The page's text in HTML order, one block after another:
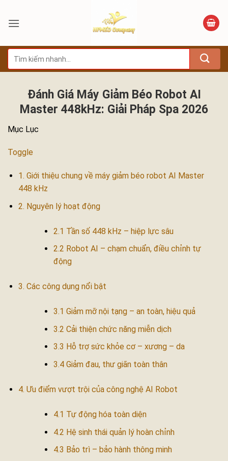
qua
dung
Tìm
kiếm:
Đánh Giá Máy Giảm Béo Robot AI
Master 448kHz: Giải Pháp Spa 2026
Mục Lục
Toggle
1. Giới thiệu chung về máy giảm béo robot AI Master
448 kHz
2. Nguyên lý hoạt động
2.1 Tần số 448 kHz – hiệp lực sâu
2.2 Robot AI – chạm chuẩn, điều chỉnh tự
động
3. Các công dụng nổi bật
3.1 Giảm mỡ nội tạng – an toàn, hiệu quả
3.2 Cải thiện chức năng miễn dịch
3.3 Hỗ trợ sức khỏe cơ – xương – da
3.4 Giảm đau, thư giãn toàn thân
4. Ưu điểm vượt trội của công nghệ AI Robot
4.1 Tự động hóa toàn diện
4.2 Hệ sinh thái quản lý hoàn chỉnh
4.3 Bảo trì – bảo hành thông minh